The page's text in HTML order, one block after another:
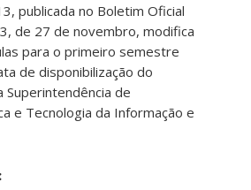
publicada no Boletim Oficial
de 27 de novembro, modifica
para o primeiro semestre
de disponibilização do
de
e Tecnologia da Informação e